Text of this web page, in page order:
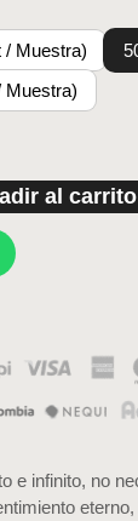
/ Muestra)
Muestra)
al carrito
e infinito, no